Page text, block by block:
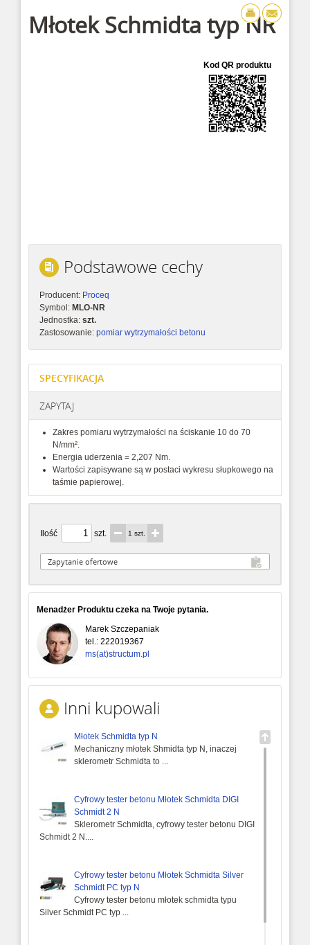
Młotek Schmidta typ NR
Podstawowe cechy
Producent: Proceq
Symbol: MLO-NR
Jednostka: szt.
Zastosowanie: pomiar wytrzymałości betonu
Kod QR produktu
SPECYFIKACJA
ZAPYTAJ
Zakres pomiaru wytrzymałości na ściskanie 10 do 70
N/mm².
Energia uderzenia = 2,207 Nm.
Wartości zapisywane są w postaci wykresu słupkowego na
taśmie papierowej.
Ilość szt. 1 szt.
Menadżer Produktu czeka na Twoje pytania.
Marek Szczepaniak
tel.: 222019367
ms(at)structum.pl
Inni kupowali
Młotek Schmidta typ N
Mechaniczny młotek Shmidta typ N, inaczej
sklerometr Schmidta to ...
Cyfrowy tester betonu Młotek Schmidta DIGI
Schmidt 2 N
Sklerometr Schmidta, cyfrowy tester betonu DIGI
Schmidt 2 N....
Cyfrowy tester betonu Młotek Schmidta Silver
Schmidt PC typ N
Cyfrowy tester betonu młotek schmidta typu
Silver Schmidt PC typ ...